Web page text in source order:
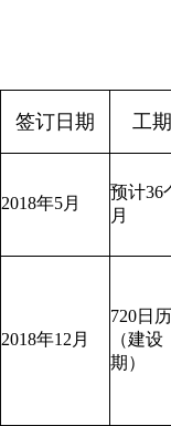
签订日期 工期
2018年5月
预计36
月
2018年12 月
720日
（建设
期）